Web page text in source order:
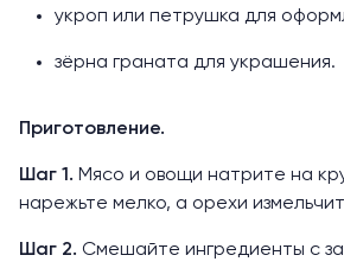
укроп или петрушка для
зёрна граната для украшения.
Приготовление.
Шаг 1. Мясо и овощи натрите на
нарежьте мелко, а орехи
Шаг 2. Смешайте ингредиенты с